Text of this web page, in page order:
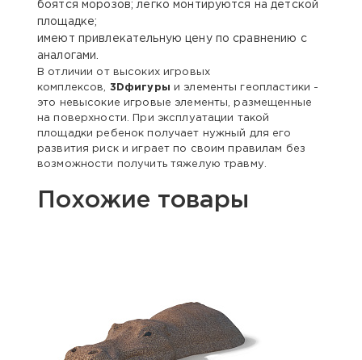
боятся морозов; легко монтируются на детской
площадке;
имеют привлекательную цену по сравнению с
аналогами.
В отличии от высоких игровых
комплексов, 3Dфигуры и элементы геопластики -
это невысокие игровые элементы, размещенные
на поверхности. При эксплуатации такой
площадки ребенок получает нужный для его
развития риск и играет по своим правилам без
возможности получить тяжелую травму.
Похожие товары